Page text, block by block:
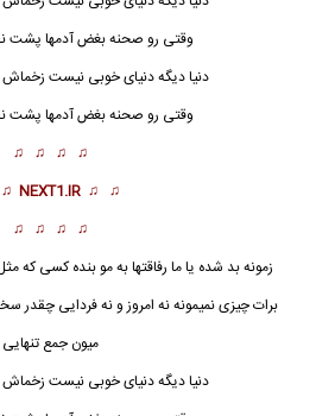
وقتی رو صحنه بغض آدمها پشت
دنیا دیگه دنیای خوبی نیست زخماش
وقتی رو صحنه بغض آدمها پشت
♫ ♫ ♫ ♫
♫ ♫
NEXT1.IR
♫ ♫ ♫ ♫
زمونه بد شده یا ما رفاقتها به مو بنده کسی که
برات چیزی نمیمونه نه امروز و نه فردایی چقدر
میون جمع تنهایی
دنیا دیگه دنیای خوبی نیست زخماش